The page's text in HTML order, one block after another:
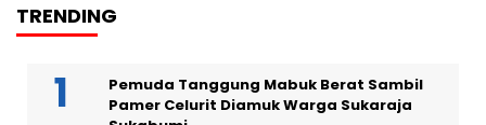
TRENDING
Pemuda Tanggung Mabuk Berat Sambil
Pamer Celurit Diamuk Warga Sukaraja